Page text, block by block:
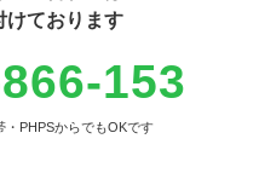
けております
153
・PHPSからでもOKです